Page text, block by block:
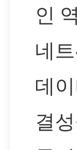
인
네
데
결